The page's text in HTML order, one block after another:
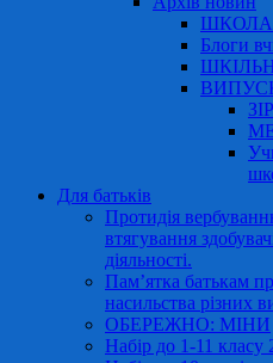
ШКОЛА
Блоги
Для батьків
Протидія
втягування
діяльності.
Пам’ятка батькам
насильства різних
ОБЕРЕЖНО: МІНИ
Набір до 1-11 класу